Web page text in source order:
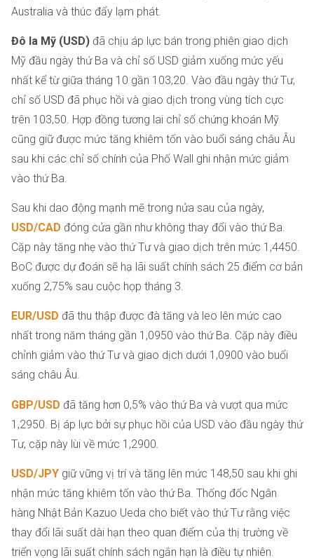
Australia và thúc đẩy lạm phát.
Đô la Mỹ (USD) đã chịu áp lực bán trong phiên giao dịch
Mỹ đầu ngày thứ Ba và chỉ số USD giảm xuống mức yếu
nhất kể từ giữa tháng 10 gần 103,20. Vào đầu ngày thứ Tư,
chỉ số USD đã phục hồi và giao dịch trong vùng tích cực
trên 103,50. Hợp đồng tương lai chỉ số chứng khoán Mỹ
cũng giữ được mức tăng khiêm tốn vào buổi sáng châu Âu
sau khi các chỉ số chính của Phố Wall ghi nhận mức giảm
vào thứ Ba.
Sau khi dao động mạnh mẽ trong nửa sau của ngày,
USD/CAD đóng cửa gần như không thay đổi vào thứ Ba.
Cặp này tăng nhẹ vào thứ Tư và giao dịch trên mức 1,4450.
BoC được dự đoán sẽ hạ lãi suất chính sách 25 điểm cơ bản
xuống 2,75% sau cuộc họp tháng 3.
EUR/USD đã thu thập được đà tăng và leo lên mức cao
nhất trong năm tháng gần 1,0950 vào thứ Ba. Cặp này điều
chỉnh giảm vào thứ Tư và giao dịch dưới 1,0900 vào buổi
sáng châu Âu.
GBP/USD đã tăng hơn 0,5% vào thứ Ba và vượt qua mức
1,2950. Bị áp lực bởi sự phục hồi của USD vào đầu ngày thứ
Tư, cặp này lùi về mức 1,2900.
USD/JPY giữ vững vị trí và tăng lên mức 148,50 sau khi ghi
nhận mức tăng khiêm tốn vào thứ Ba. Thống đốc Ngân
hàng Nhật Bản Kazuo Ueda cho biết vào thứ Tư rằng việc
thay đổi lãi suất dài hạn theo quan điểm của thị trường về
triển vọng lãi suất chính sách ngắn hạn là điều tự nhiên.